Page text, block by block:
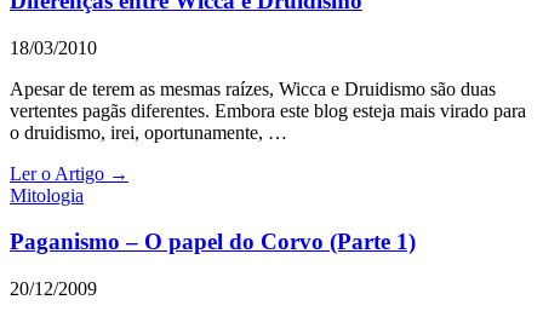
18/03/2010
Apesar de terem as mesmas raízes, Wicca e Druidismo são duas
vertentes pagãs diferentes. Embora este blog esteja mais virado para
o druidismo, irei, oportunamente, …
Ler o Artigo →
Mitologia
Paganismo – O papel do Corvo (Parte 1)
20/12/2009